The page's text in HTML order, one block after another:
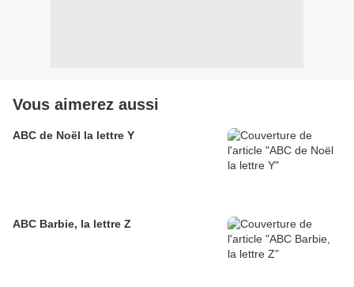
Vous aimerez aussi
ABC de Noël la lettre Y
ABC Barbie, la lettre Z